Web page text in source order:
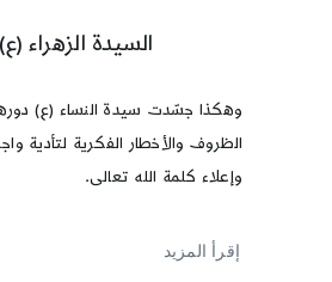
السيدة الزهراء
وهكذا جسّدت سيدة النساء (ع)
الظروف والأخطار الفكرية لتأدية
وإعلاء كلمة الله تعالى.
إقرأ المزيد